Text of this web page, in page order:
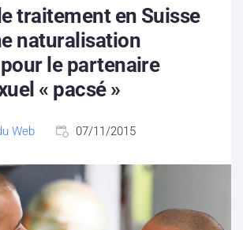
traitement en Suisse
naturalisation
le partenaire
« pacsé »
Web 07/11/2015